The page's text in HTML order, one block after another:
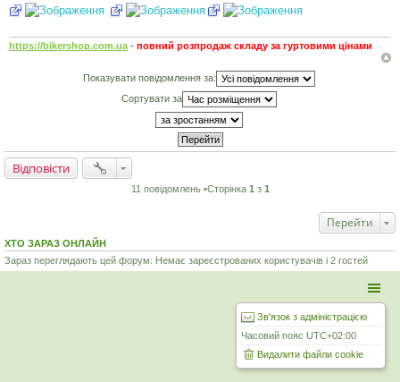
https://bikershop.com.ua - повний розпродаж складу за гуртовими цінами
Показувати повідомлення за:
Сортувати за
Відповісти
11 повідомлень •Сторінка 1 з 1
Перейти
ХТО ЗАРАЗ ОНЛАЙН
Зараз переглядають цей форум: Немає зареєстрованих користувачів і 2 гостей
Зв'язок з адміністрацією
Часовий пояс UTC+02:00
Видалити файли cookie